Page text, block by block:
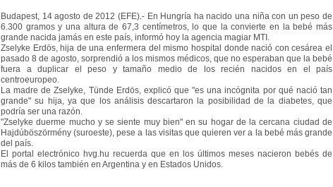
Budapest, 14 agosto de 2012 (EFE).- En Hungría ha nacido una niña con un peso de
6.300 gramos y una altura de 67,3 centímetros, lo que la convierte en la bebé más
grande nacida jamás en este país, informó hoy la agencia magiar MTI.
Zselyke Erdös, hija de una enfermera del mismo hospital donde nació con cesárea el
pasado 8 de agosto, sorprendió a los mismos médicos, que no esperaban que la bebé
fuera a duplicar el peso y tamaño medio de los recién nacidos en el país
centroeuropeo.
La madre de Zselyke, Tünde Erdös, explicó que "es una incógnita por qué nació tan
grande" su hija, ya que los análisis descartaron la posibilidad de la diabetes, que
podría ser una razón.
"Zselyke duerme mucho y se siente muy bien" en su hogar de la cercana ciudad de
Hajdúböszörmény (suroeste), pese a las visitas que quieren ver a la bebé más grande
del país.
El portal electrónico hvg.hu recuerda que en los últimos meses nacieron bebés de
más de 6 kilos también en Argentina y en Estados Unidos.